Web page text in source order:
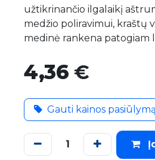
užtikrinančio ilgalaikį
medžio poliravimui, kraštų
medinė rankena patogiam
4,36 €
Gauti kainos pasiūlymą